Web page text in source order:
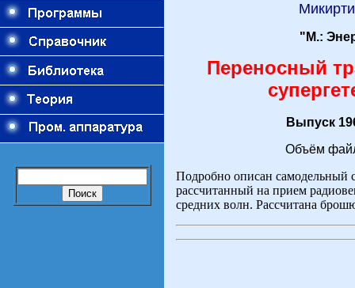
"М.:
Переносный
Выпуск
Объём
Подробно описан самодельный
рассчитанный на прием
средних волн. Рассчитана